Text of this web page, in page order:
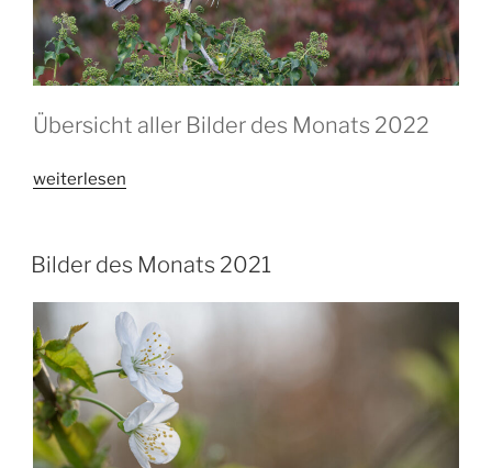
Übersicht aller Bilder des Monats 2022
„Bilder
2022“
weiterlesen
Bilder des Monats 2021